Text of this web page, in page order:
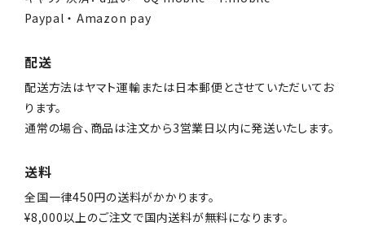
Paypal ・ Amazon pay
配送
配送方法はヤマト運輸または日本郵便とさせていただいてお
ります。
通常の場合、商品は注文から3営業日以内に発送いたします。
送料
全国一律450円の送料がかかります。
¥8,000以上のご注文で国内送料が無料になります。